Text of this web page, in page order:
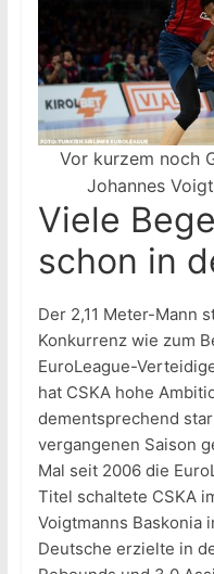
Vor kurzem noch
Johannes
Viele
schon in
Der 2,11 Meter-Mann
Konkurrenz wie zum
EuroLeague-
hat CSKA hohe
dementsprechend
vergangenen Saison
Mal seit 2006 die
Titel schaltete CSKA
Voigtmanns Baskonia
Deutsche erzielte in